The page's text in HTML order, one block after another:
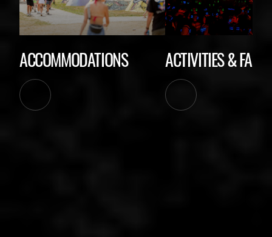
ACCOMMODATIONS ACTIVITIES &